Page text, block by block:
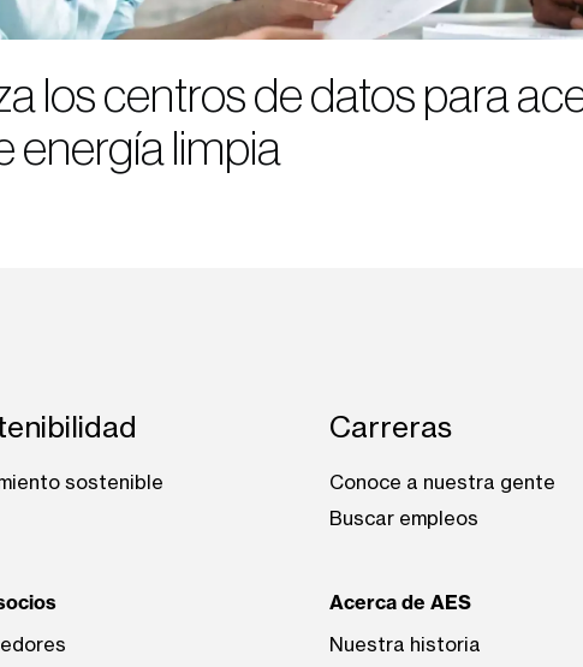
los centros de datos para
energía limpia
sostenible
Carreras
Conoce a nuestra gente
Buscar empleos
Acerca de AES
Nuestra historia